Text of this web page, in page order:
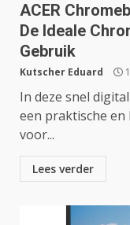
ACER
De Ideale
Gebruik
Kutscher Eduard
In deze snel
een praktische
voor...
Lees verder